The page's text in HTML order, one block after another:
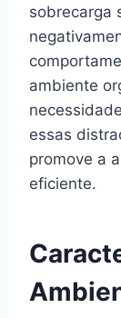
sobrecarga
ambiente
essas
promove a
eficiente.